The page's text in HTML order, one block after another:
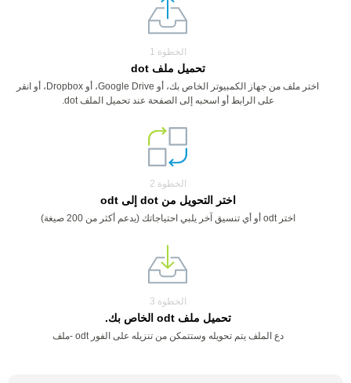
الخطوة 1
تحميل ملف dot
اختر ملف من جهاز الكمبيوتر الخاص بك، أو Google Drive، أو Dropbox، أو انقر
على الرابط أو اسحبه إلى الصفحة عند تحميل الملف dot.
الخطوة 2
اختر التحويل من dot إلى odt
اختر odt أو أي تنسيق آخر يلبي احتياجاتك (يدعم أكثر من 200 صيغة)
الخطوة 3
تحميل ملف odt الخاص بك.
دع الملف يتم تحويله وستتمكن من تنزيله على الفور odt -ملف